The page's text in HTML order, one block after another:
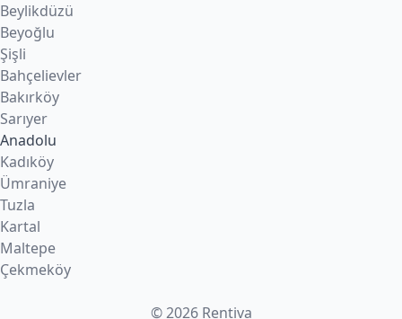
Beylikdüzü
Beyoğlu
Şişli
Bahçelievler
Bakırköy
Sarıyer
Anadolu
Kadıköy
Ümraniye
Tuzla
Kartal
Maltepe
Çekmeköy
© 2026 Rentiva